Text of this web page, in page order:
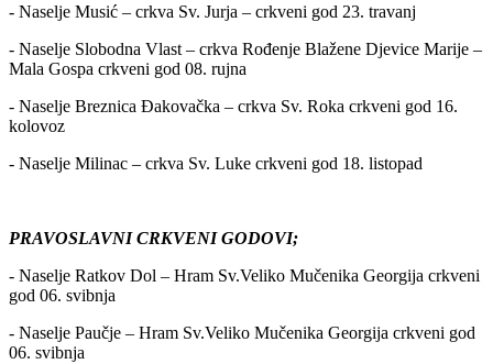
- Naselje Musić – crkva Sv. Jurja – crkveni god 23. travanj
- Naselje Slobodna Vlast – crkva Rođenje Blažene Djevice Marije –
Mala Gospa crkveni god 08. rujna
- Naselje Breznica Đakovačka – crkva Sv. Roka crkveni god 16.
kolovoz
- Naselje Milinac – crkva Sv. Luke crkveni god 18. listopad
PRAVOSLAVNI CRKVENI GODOVI;
- Naselje Ratkov Dol – Hram Sv.Veliko Mučenika Georgija crkveni
god 06. svibnja
- Naselje Paučje – Hram Sv.Veliko Mučenika Georgija crkveni god
06. svibnja